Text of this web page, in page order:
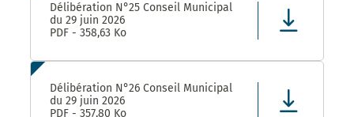
Délibération N°25 Conseil Municipal
du 29 juin 2026
PDF - 358,63 Ko
Délibération N°26 Conseil Municipal
du 29 juin 2026
PDF - 357,80 Ko